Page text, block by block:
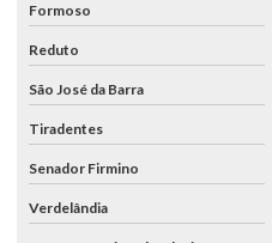
Formoso
Reduto
São José da Barra
Tiradentes
Senador Firmino
Verdelândia